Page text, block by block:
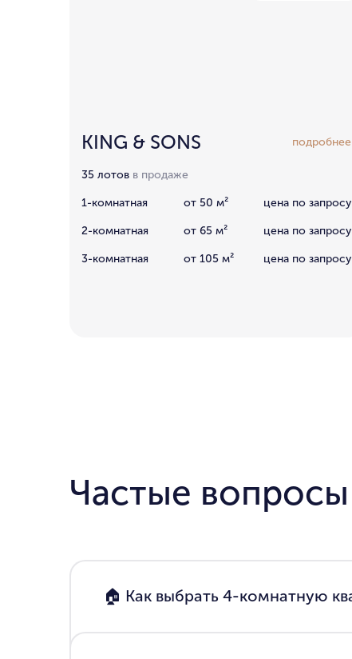
KING & SONS подробнее
35 лотов в продаже
1-комнатная от 50 м² цена по запросу
2-комнатная от 65 м² цена по запросу
3-комнатная от 105 м² цена по запросу
Частые вопросы
🏠 Как выбрать 4-комнатную